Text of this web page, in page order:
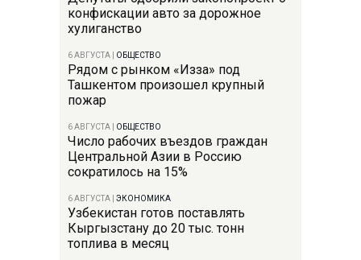
конфискации авто за дорожное
хулиганство
6 АВГУСТА ОБЩЕСТВО
Рядом с рынком «Изза» под
Ташкентом произошел крупный
пожар
6 АВГУСТА ОБЩЕСТВО
Число рабочих въездов граждан
Центральной Азии в Россию
сократилось на 15%
6 АВГУСТА ЭКОНОМИКА
Узбекистан готов поставлять
Кыргызстану до 20 тыс. тонн
топлива в месяц